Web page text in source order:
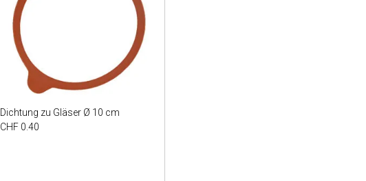
Dichtung zu Gläser Ø 10 cm
CHF 0.40